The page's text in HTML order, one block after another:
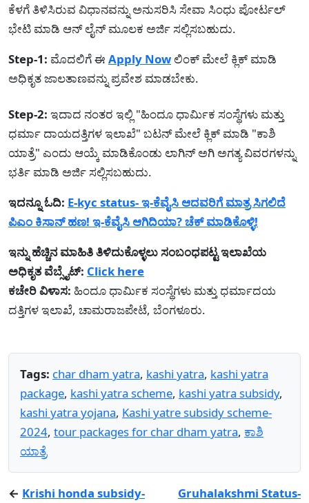
ಕೆಳಗೆ ತಿಳಿಸಿರುವ ವಿಧಾನವನ್ನು ಅನುಸರಿಸಿ ಸೇವಾ ಸಿಂಧು ಪೋರ್ಟಲ್
ಭೇಟಿ ಮಾಡಿ ಆನ್ ಲೈನ್ ಮೂಲಕ ಅರ್ಜಿ ಸಲ್ಲಿಸಬಹುದು.
Step-1: ಮೊದಲಿಗೆ ಈ Apply Now ಲಿಂಕ್ ಮೇಲೆ ಕ್ಲಿಕ್ ಮಾಡಿ
ಅಧಿಕೃತ ಜಾಲತಾಣವನ್ನು ಪ್ರವೇಶ ಮಾಡಬೇಕು.
Step-2: ಇದಾದ ನಂತರ ಇಲ್ಲಿ "ಹಿಂದೂ ಧಾರ್ಮಿಕ ಸಂಸ್ಥೆಗಳು ಮತ್ತು
ಧರ್ಮಾ ದಾಯದತ್ತಿಗಳ ಇಲಾಖೆ" ಬಟನ್ ಮೇಲೆ ಕ್ಲಿಕ್ ಮಾಡಿ "ಕಾಶಿ
ಯಾತ್ರೆ" ಎಂದು ಆಯ್ಕೆ ಮಾಡಿಕೊಂಡು ಲಾಗಿನ್ ಅಗಿ ಅಗತ್ಯ ವಿವರಗಳನ್ನು
ಭರ್ತಿ ಮಾಡಿ ಅರ್ಜಿ ಸಲ್ಲಿಸಬಹುದು.
ಇದನ್ನೂ ಓದಿ: E-kyc status- ಇ-ಕೆವೈಸಿ ಆದವರಿಗೆ ಮಾತ್ರ ಸಿಗಲಿದೆ
ಪಿಎಂ ಕಿಸಾನ್ ಹಣ! ಇ-ಕೆವೈಸಿ ಆಗಿದಿಯಾ? ಚೆಕ್ ಮಾಡಿಕೊಳ್ಳಿ!
ಇನ್ನು ಹೆಚ್ಚಿನ ಮಾಹಿತಿ ತಿಳಿದುಕೊಳ್ಳಲು ಸಂಬಂಧಪಟ್ಟ ಇಲಾಖೆಯ
ಅಧಿಕೃತ ವೆಬ್ಸೈಟ್: Click here
ಕಚೇರಿ ವಿಳಾಸ: ಹಿಂದೂ ಧಾರ್ಮಿಕ ಸಂಸ್ಥೆಗಳು ಮತ್ತು ಧರ್ಮಾದಯ
ದತ್ತಿಗಳ ಇಲಾಖೆ, ಚಾಮರಾಜಪೇಟೆ, ಬೆಂಗಳೂರು.
Tags: char dham yatra, kashi yatra, kashi yatra
package, kashi yatra scheme, kashi yatra subsidy,
kashi yatra yojana, Kashi yatre subsidy scheme-
2024, tour packages for char dham yatra, ಕಾಶಿ
ಯಾತ್ರೆ
← Krishi honda subsidy-
Gruhalakshmi Status-